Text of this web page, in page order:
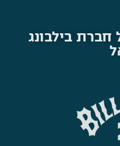
בילבונג